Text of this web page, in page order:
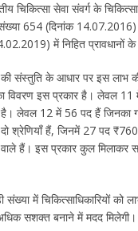
चिकित्सा सेवा संवर्ग के
654 (दिनांक
में निहित प्रावधानों के
संस्तुति के आधार पर इस लाभ
विवरण इस प्रकार है। लेवल 11
लेवल 12 में 56 पद हैं जिनका
श्रेणियाँ हैं, जिनमें 27 पद
हैं। इस प्रकार कुल मिलाकर
में चिकित्साधिकारियों को
सशक्त बनाने में मदद मिलेगी।